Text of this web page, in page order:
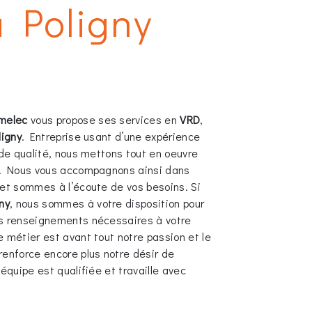
Poligny
vous propose ses services enVRD,
. Entreprise usant d’une expérience
qualité, nous mettons tout en oeuvre
vous accompagnons ainsi dans
et sommes à l’écoute de vos besoins. Si
, nous sommes à votre disposition pour
renseignements nécessaires à votre
métier est avant tout notre passion et le
encore plus notre désir de
est qualifiée et travaille avec